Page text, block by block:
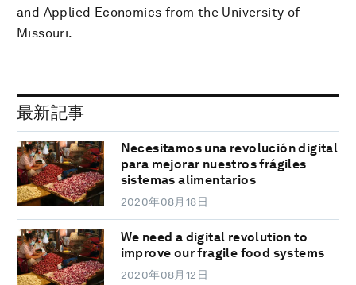
and Applied Economics from the University of
Missouri.
最新記事
Necesitamos una revolución digital
para mejorar nuestros frágiles
sistemas alimentarios
2020年08月18日
We need a digital revolution to
improve our fragile food systems
2020年08月12日